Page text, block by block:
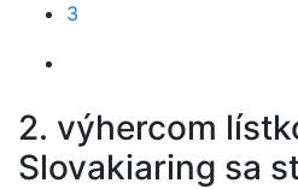
3
2. výhercom
Slovakiaring sa